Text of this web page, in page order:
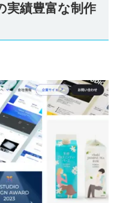
実績豊富な制作